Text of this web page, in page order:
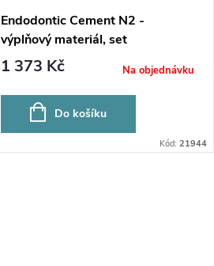
Endodontic Cement N2 -
výplňový materiál, set
1 373 Kč Na objednávku
Do košíku
Kód: 21944